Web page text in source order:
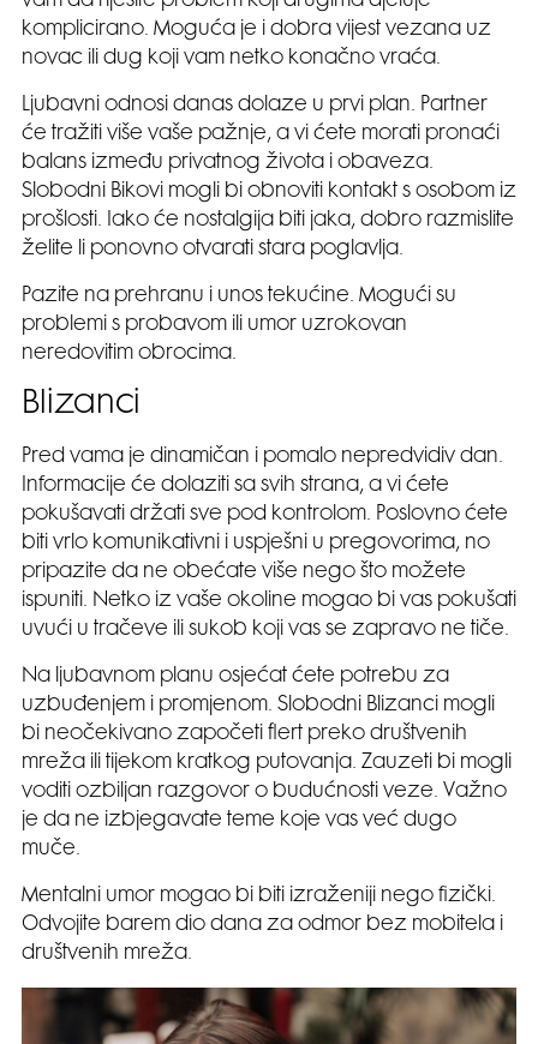
komplicirano. Moguća je i dobra vijest vezana uz
novac ili dug koji vam netko konačno vraća.
Ljubavni odnosi danas dolaze u prvi plan. Partner
će tražiti više vaše pažnje, a vi ćete morati pronaći
balans između privatnog života i obaveza.
Slobodni Bikovi mogli bi obnoviti kontakt s osobom iz
prošlosti. Iako će nostalgija biti jaka, dobro razmislite
želite li ponovno otvarati stara poglavlja.
Pazite na prehranu i unos tekućine. Mogući su
problemi s probavom ili umor uzrokovan
neredovitim obrocima.
Blizanci
Pred vama je dinamičan i pomalo nepredvidiv dan.
Informacije će dolaziti sa svih strana, a vi ćete
pokušavati držati sve pod kontrolom. Poslovno ćete
biti vrlo komunikativni i uspješni u pregovorima, no
pripazite da ne obećate više nego što možete
ispuniti. Netko iz vaše okoline mogao bi vas pokušati
uvući u tračeve ili sukob koji vas se zapravo ne tiče.
Na ljubavnom planu osjećat ćete potrebu za
uzbuđenjem i promjenom. Slobodni Blizanci mogli
bi neočekivano započeti flert preko društvenih
mreža ili tijekom kratkog putovanja. Zauzeti bi mogli
voditi ozbiljan razgovor o budućnosti veze. Važno
je da ne izbjegavate teme koje vas već dugo
muče.
Mentalni umor mogao bi biti izraženiji nego fizički.
Odvojite barem dio dana za odmor bez mobitela i
društvenih mreža.